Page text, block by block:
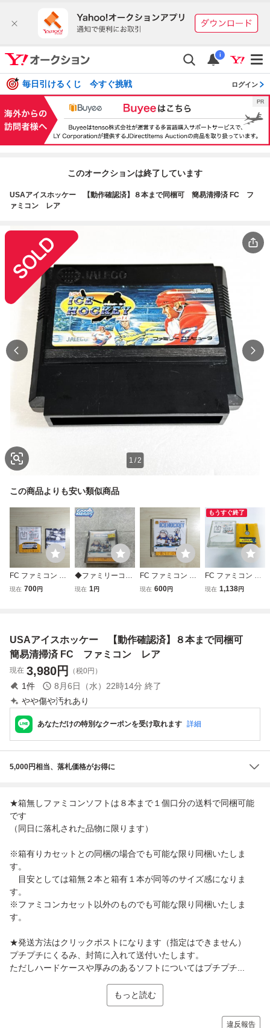
i
毎日引けるくじ 今すぐ挑戦 ログイン
このオークションは終了しています
USAアイスホッケー 【動作確認済】８本まで同梱可 簡易清掃済 FC フ
ァミコン レア
1 /2
この商品よりも安い類似商品
FC ファミコン デ
ィスクシステム デ
現在 700円
◆ファミリーコン
ピューター/ファミ
現在 1円
FC ファミコン デ
ィスクシステム デ
現在 600円
もうすぐ終了
FC ファミコン デ
ィスクシステム ア
現在 1,138円
USAアイスホッケー 【動作確認済】８本まで同梱可
簡易清掃済 FC ファミコン レア
現在 3,980円 （税0円）
1件 8月6日（水）22時14分 終了
やや傷や汚れあり
あなただけの特別なクーポンを受け取れます 詳細
5,000円相当、落札価格がお得に
★箱無しファミコンソフトは８本まで１個口分の送料で同梱可能
です
（同日に落札された品物に限ります）
※箱有りカセットとの同梱の場合でも可能な限り同梱いたしま
す。
目安としては箱無２本と箱有１本が同等のサイズ感になりま
す。
※ファミコンカセット以外のものでも可能な限り同梱いたしま
す。
★発送方法はクリックポストになります（指定はできません）
プチプチにくるみ、封筒に入れて送付いたします。
ただしハードケースや厚みのあるソフトについてはプチプチ...
もっと読む
違反報告